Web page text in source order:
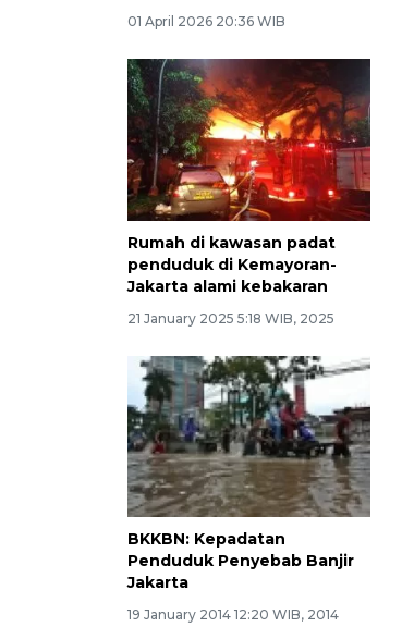
01 April 2026 20:36 WIB
Rumah di kawasan padat
penduduk di Kemayoran-
Jakarta alami kebakaran
21 January 2025 5:18 WIB, 2025
BKKBN: Kepadatan
Penduduk Penyebab Banjir
Jakarta
19 January 2014 12:20 WIB, 2014